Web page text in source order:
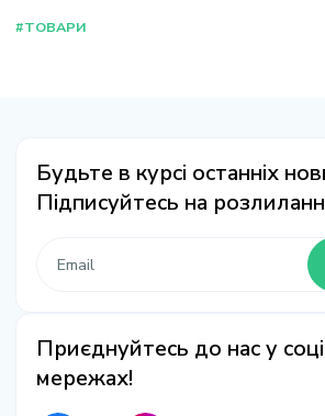
#ТОВАРИ
Будьте в курсі останніх
Підписуйтесь на
Приєднуйтесь до нас у
мережах!